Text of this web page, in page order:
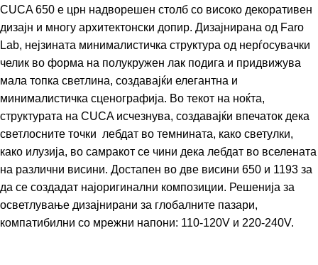
CUCA 650 е црн надворешен столб со високо декоративен
дизајн и многу архитектонски допир. Дизајнирана од Faro
Lab, нејзината минималистичка структура од нерѓосувачки
челик во форма на полукружен лак подига и придвижува
мала топка светлина, создавајќи елегантна и
минималистичка сценографија. Во текот на ноќта,
структурата на CUCA исчезнува, создавајќи впечаток дека
светлосните точки лебдат во темнината, како светулки,
како илузија, во самракот се чини дека лебдат во вселената
на различни висини. Достапен во две висини 650 и 1193 за
да се создадат најоригинални композиции. Решенија за
осветлување дизајнирани за глобалните пазари,
компатибилни со мрежни напони: 110-120V и 220-240V.